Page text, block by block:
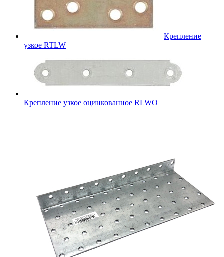
Крепление
узкое RTLW
Крепление узкое оцинкованное RLWO